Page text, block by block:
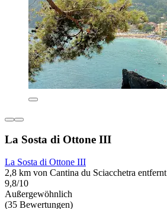
La Sosta di Ottone III
La Sosta di Ottone III
2,8 km von Cantina du Sciacchetra entfernt
9,8/10
Außergewöhnlich
(35 Bewertungen)